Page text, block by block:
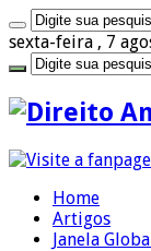
sexta-feira , 7
Home
Artigos
Janela